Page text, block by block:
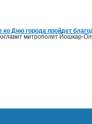
ко Дню города пройдет
митрополит Йошкар-